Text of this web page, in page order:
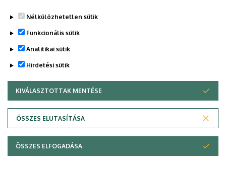
Adatvédelem
Copyright © 2026 Unideb
Nélkülözhetetlen sütik
Funkcionális sütik
Analitikai sütik
Hirdetési sütik
KIVÁLASZTOTTAK MENTÉSE
ÖSSZES ELUTASÍTÁSA
WITHDRAW CONSENT
ÖSSZES ELFOGADÁSA